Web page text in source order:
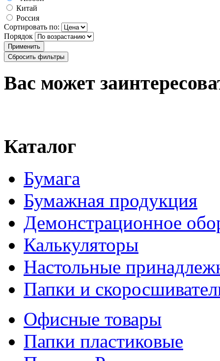
Китай
Россия
Сортировать по:
Порядок
Вас может
Каталог
Бумага
Бумажная продукция
Демонстрационное
Калькуляторы
Настольные
Папки и
Офисные товары
Папки пластиковые